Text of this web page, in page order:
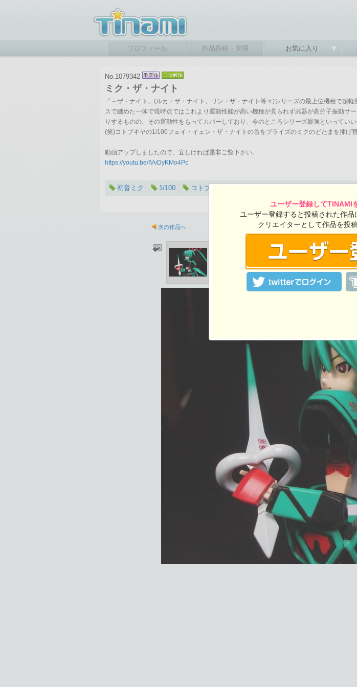
プロフィール 作品投稿・管理 お気に入り
No.1079342
ミク・ザ・ナイト
「～ザ・ナイト」(ルカ・ザ・ナイト、リン・ザ・ナイト等々)シリーズの最上位機種で超
スで纏めた一体で現時点ではこれより運動性能が高い機種が見られず武器が高分子振動サ
りするものの、その運動性をもってカバーしており、今のところシリーズ最強といってい
(笑)コトブキヤの1/100フェイ・イェン・ザ・ナイトの首をプライズのミクのどたまを挿げ替
動画アップしましたので、宜しければ是非ご覧下さい。
https://youtu.be/IVvDyKMo4Pc
初音ミク 1/100 コトブキヤ
2021-12-11 14:06:10
次の作品へ 岩蝙蝠さんの投
2021-12-11 14:06:10 投稿
総閲覧数：1276 閲覧ユーザー数：1275
ユーザー登録してTINAMI
ユーザー登録すると投稿された作品
クリエイターとして作品を投